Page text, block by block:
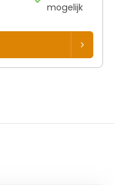
mogelijk